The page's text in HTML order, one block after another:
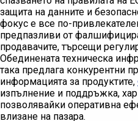
защита на данните и
фокус е все по-
предпазливи от
продавачите, търсещи
Обединената техническа
така предлага конкурентни
информацията за продуктите,
изпълнение и поддръжка,
позволявайки оперативна
влизане на пазара.